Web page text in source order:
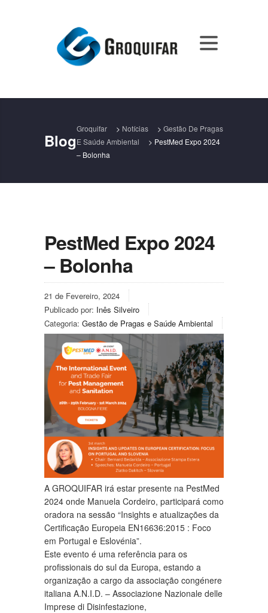
Blog
Groquifar > Notícias > Gestão De Pragas
E Saúde Ambiental
> PestMed Expo 2024
– Bolonha
PestMed Expo 2024
– Bolonha
21 de Fevereiro, 2024
Publicado por: Inês Silveiro
Categoria: Gestão de Pragas e Saúde Ambiental
A GROQUIFAR irá estar presente na PestMed
2024 onde Manuela Cordeiro, participará como
oradora na sessão “Insights e atualizações da
Certificação Europeia EN16636:2015 : Foco
em Portugal e Eslovénia”.
Este evento é uma referência para os
profissionais do sul da Europa, estando a
organização a cargo da associação congénere
italiana A.N.I.D. – Associazione Nazionale delle
Imprese di Disinfestazione,